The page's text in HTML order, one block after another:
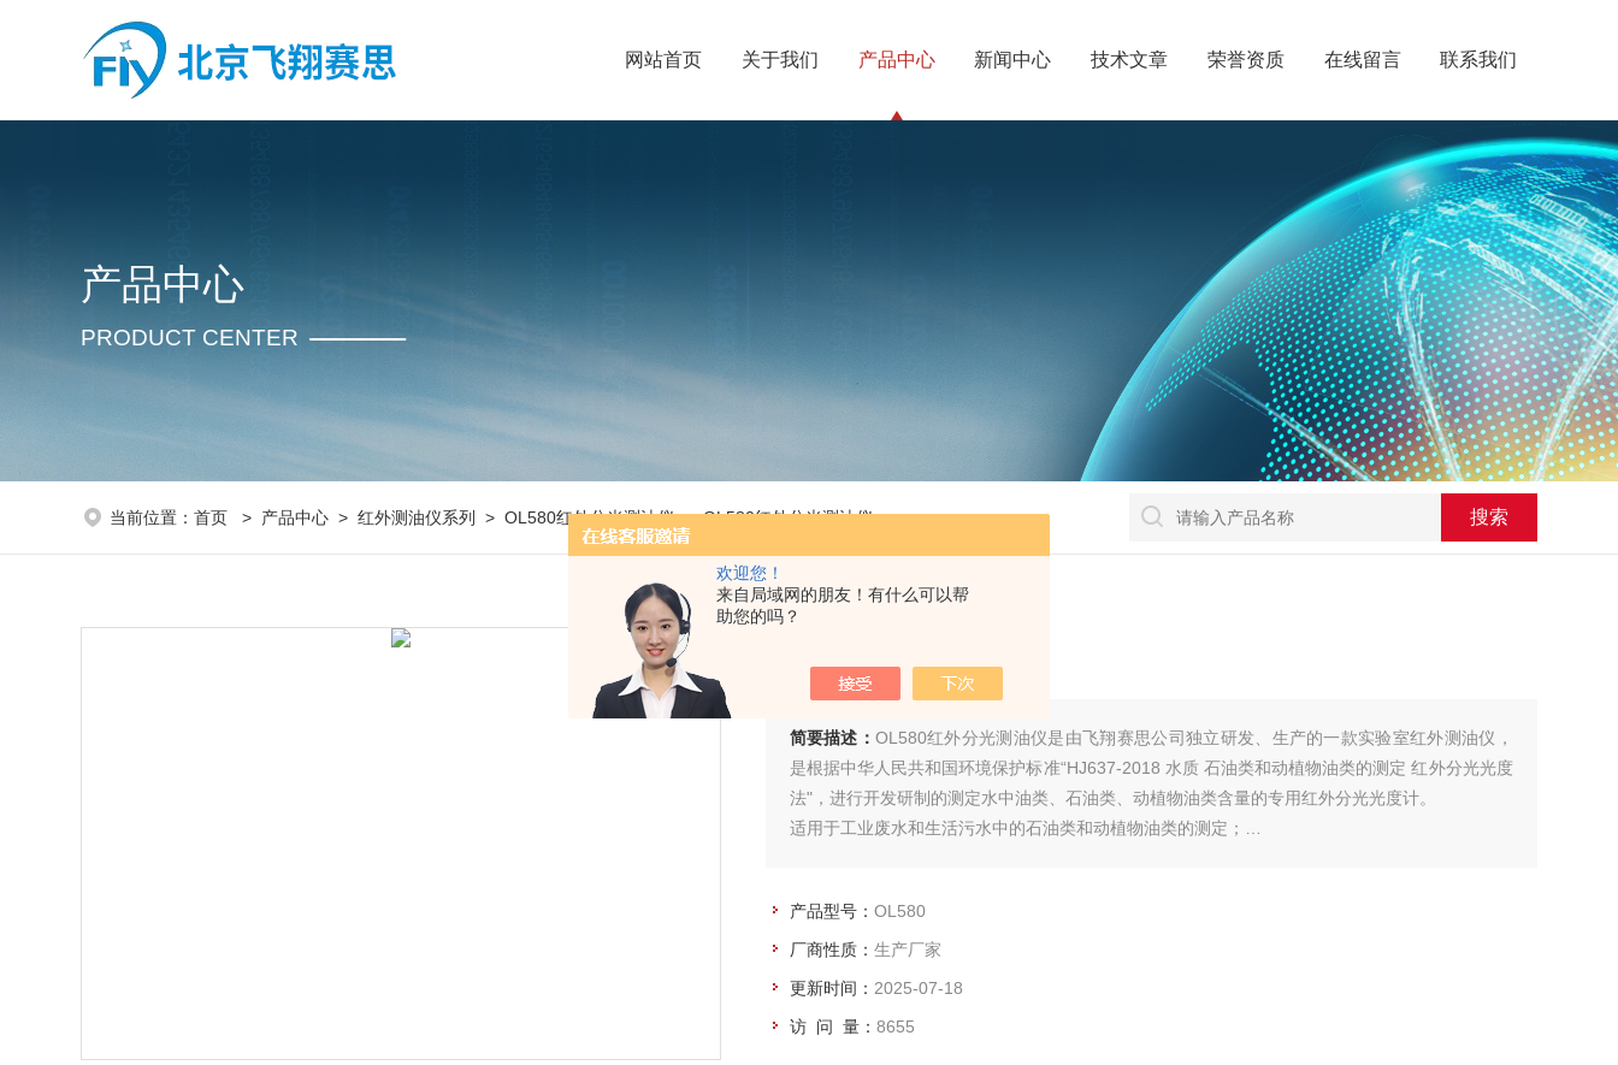
欢迎您！
来自局域网的朋友！有什么可以帮
助您的吗？
网站首页 关于我们 产品中心 新闻中心 技术文章 荣誉资质 在线留言 联系我们
产品中心
PRODUCT CENTER
当前位置：首页 > 产品中心 >红外测油仪系列 >OL580红外分光测油仪> OL580红外分光测油仪
简要描述： OL580红外分光测油仪是由飞翔赛思公司独立研发、生产的一款实验室红外测油仪，
是根据中华人民共和国环境保护标准“HJ637-2018 水质 石油类和动植物油类的测定 红外分光光度
法"，进行开发研制的测定水中油类、石油类、动植物油类含量的专用红外分光光度计。
适用于工业废水和生活污水中的石油类和动植物油类的测定；
产品型号： OL580
厂商性质： 生产厂家
更新时间： 2025-07-18
访 问 量： 8655